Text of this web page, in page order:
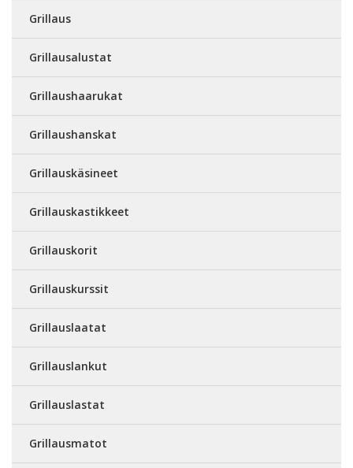
Grillaus
Grillausalustat
Grillaushaarukat
Grillaushanskat
Grillauskäsineet
Grillauskastikkeet
Grillauskorit
Grillauskurssit
Grillauslaatat
Grillauslankut
Grillauslastat
Grillausmatot